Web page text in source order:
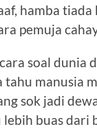
hamba tiada
pemuja
soal dunia
tahu manusia
sok jadi
lebih buas dari